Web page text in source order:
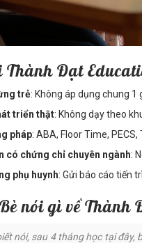
Đạt
trẻ: Không áp dụng chung
triển thật: Không dạy theo
pháp: ABA, Floor Time,
có chứng chỉ chuyên ngành:
phụ huynh: Gửi báo cáo tiến
nói gì về Thành
nói, sau 4 tháng học tại